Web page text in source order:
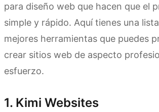
para diseño web que hacen que el
simple y rápido. Aquí tienes una
mejores herramientas que puedes
crear sitios web de aspecto
esfuerzo.
1. Kimi Websites